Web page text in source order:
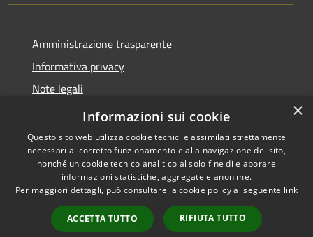
Amministrazione trasparente
Informativa privacy
Note legali
Dichiarazione di accessibilità
Accessibilità
Copyright © 2026 • Comune di
Roncobello • Powered by
Municipium•
Accesso
redazione
×
Informazioni sui cookie
Questo sito web utilizza cookie tecnici e assimilati strettamente
necessari al corretto funzionamento e alla navigazione del sito,
nonché un cookie tecnico analitico al solo fine di elaborare
informazioni statistiche, aggregate e anonime.
Per maggiori dettagli, può consultare la cookie policy al seguente link
ACCETTA TUTTO RIFIUTA TUTTO